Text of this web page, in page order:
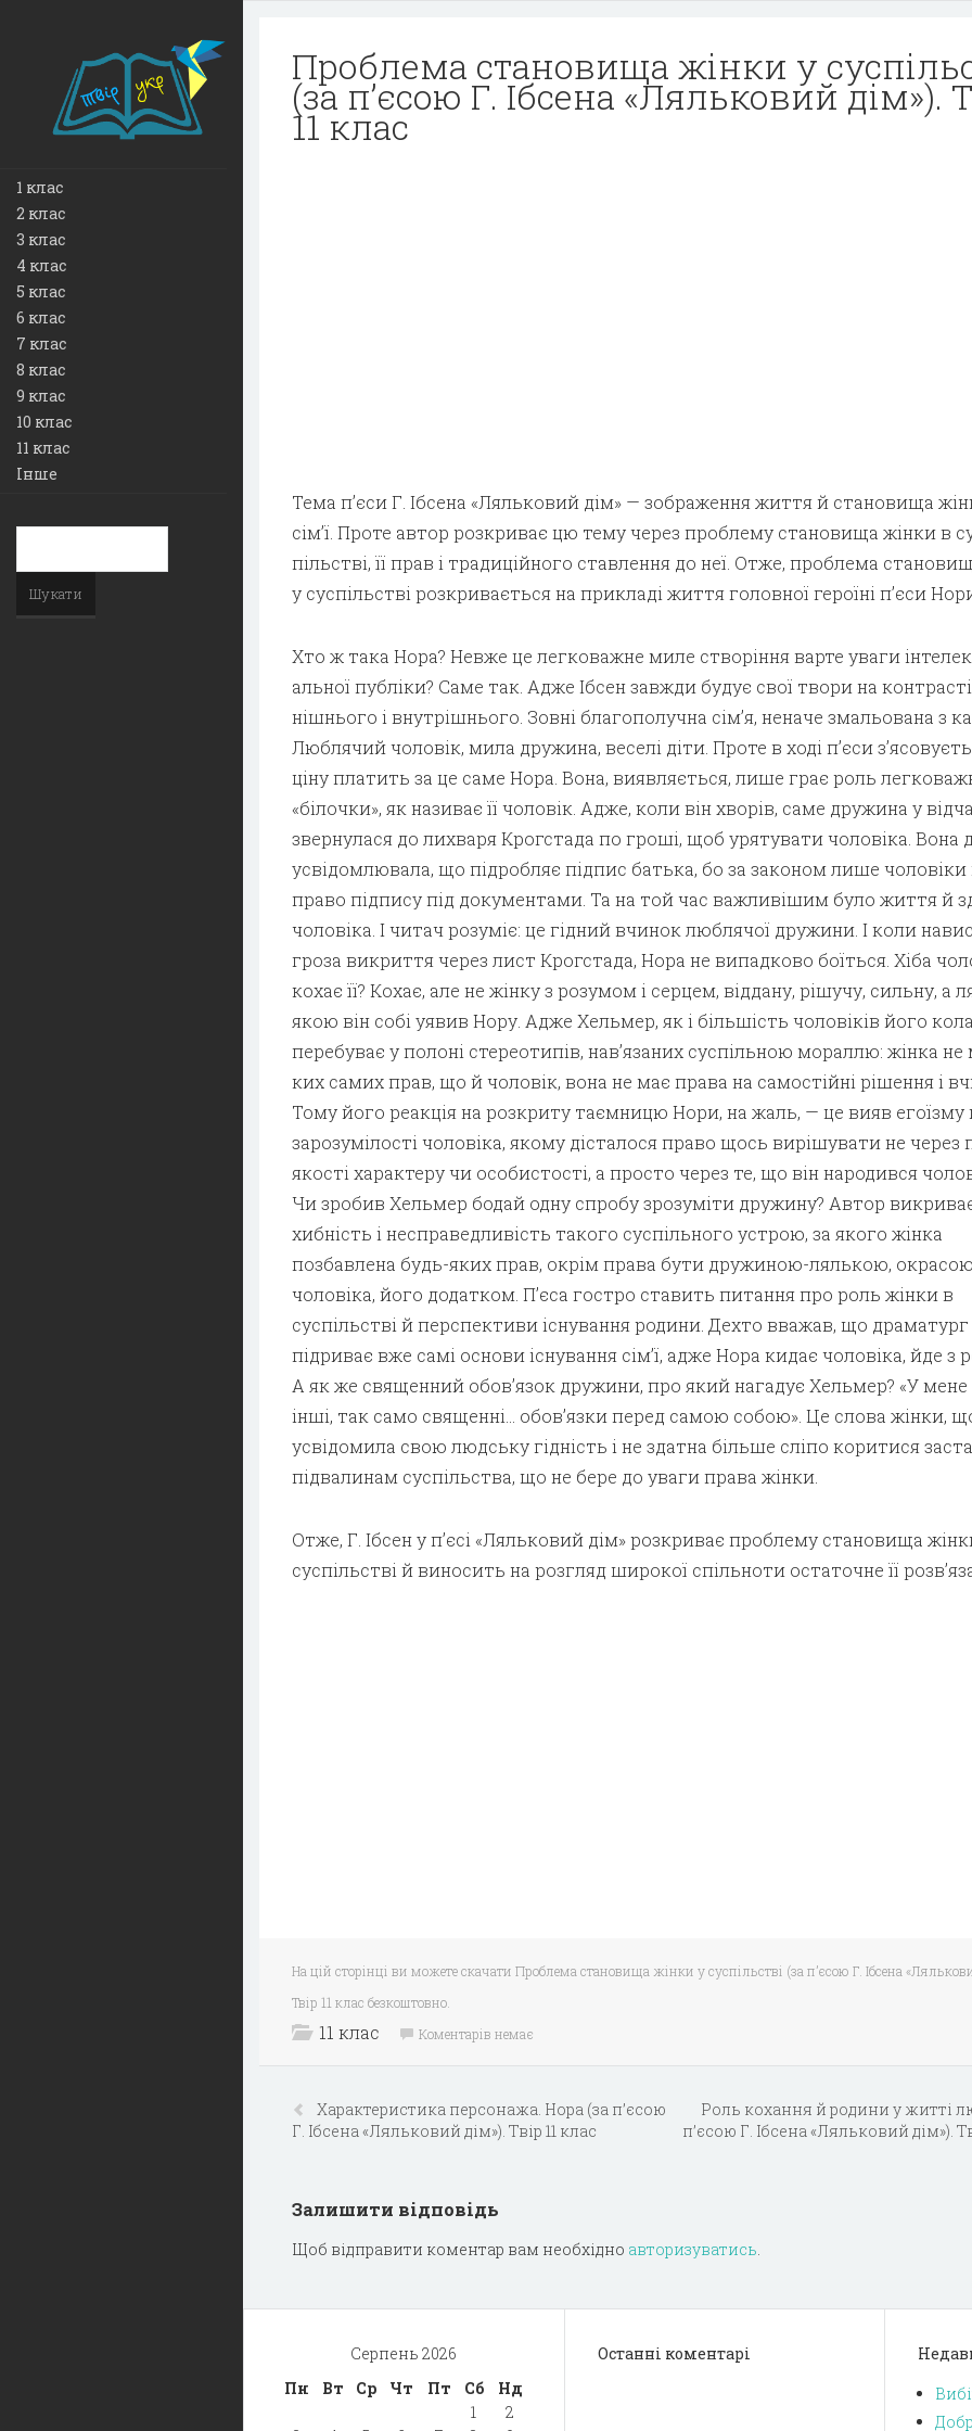
1 клас
2 клас
3 клас
4 клас
5 клас
6 клас
7 клас
8 клас
9 клас
10 клас
11 клас
Інше
Проблема становища жінки у
(за п’єсою Г. Ібсена «Ляльковий дім»).
11 клас
Тема п’єси Г. Ібсена «Ляльковий дім» — зображення життя й становища
сім’ї. Проте автор розкриває цю тему через проблему становища жінки в
пільстві, її прав і традиційного ставлення до неї. Отже, проблема
у суспільстві розкривається на прикладі життя головної героїні п’єси
Хто ж така Нора? Невже це легковажне миле створіння варте уваги
альної публіки? Саме так. Адже Ібсен завжди будує свої твори на
нішнього і внутрішнього. Зовні благополучна сім’я, неначе змальована з
Люблячий чоловік, мила дружина, веселі діти. Проте в ході п’єси
ціну платить за це саме Нора. Вона, виявляється, лише грає роль
«білочки», як називає її чоловік. Адже, коли він хворів, саме дружина у
звернулася до лихваря Крогстада по гроші, щоб урятувати чоловіка. Вона
усвідомлювала, що підробляє підпис батька, бо за законом лише
право підпису під документами. Та на той час важливішим було життя й
чоловіка. І читач розуміє: це гідний вчинок люблячої дружини. І коли
гроза викриття через лист Крогстада, Нора не випадково боїться. Хіба
кохає її? Кохає, але не жінку з розумом і серцем, віддану, рішучу, сильну, а
якою він собі уявив Нору. Адже Хельмер, як і більшість чоловіків його
перебуває у полоні стереотипів, нав’язаних суспільною мораллю: жінка
ких самих прав, що й чоловік, вона не має права на самостійні рішення і
Тому його реакція на розкриту таємницю Нори, на жаль, — це вияв егоїзму
зарозумілості чоловіка, якому дісталося право щось вирішувати не через
якос­ті характеру чи особистості, а просто через те, що він народився
Чи зробив Хельмер бодай одну спробу зрозуміти дружину? Автор
хибність і несправедливість такого суспільного устрою, за якого жінка
позбавлена будь-яких прав, окрім права бути дружиною-лялькою,
чоловіка, його додат­ком. П’єса гостро ставить питання про роль жінки в
суспільстві й перспективи іс­нування родини. Дехто вважав, що драматург
підриває вже самі основи існуван­ня сім’ї, адже Нора кидає чоловіка, йде з
А як же священний обов’язок дружини, про який нагадує Хельмер? «У
інші, так само священні… обов’язки перед самою собою». Це слова жінки,
усвідомила свою людську гід­ність і не здатна більше сліпо коритися
підвалинам суспільства, що не бере до уваги права жінки.
Отже, Г. Ібсен у п’єсі «Ляльковий дім» розкриває проблему становища
суспільстві й виносить на розгляд широкої спільноти остаточне її
На цій сторінці ви можете скачати Проблема становища жінки у суспільстві (за п’єсою Г. Ібсена
Твір 11 клас безкоштовно.
11 клас Коментарів немає
Характеристика персонажа. Нора (за п’єсою
Г. Ібсена «Ляльковий дім»). Твір 11 клас
Роль кохання й родини у житті
п’єсою Г. Ібсена «Ляльковий дім»).
Залишити відповідь
Щоб відправити коментар вам необхідно авторизуватись.
Серпень 2026
Пн
Вт Ср Чт Пт Сб
Нд
1
2
Останні коментарі